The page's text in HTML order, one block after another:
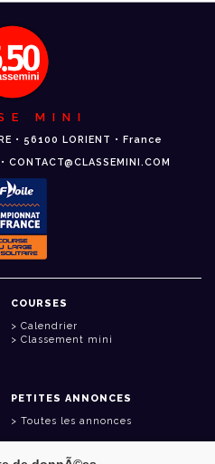
MINI
• 56100 LORIENT • France
COURSES
Calendrier
Classement mini
PETITES ANNONCES
Toutes les annonces